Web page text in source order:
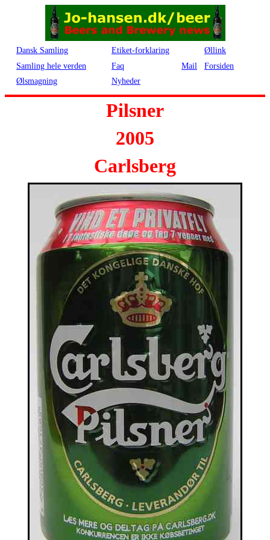
Dansk Samling Etiket-forklaring
Øllink
Samling hele verden
Faq Mail
Forsiden
Ølsmagning
Nyheder
Pilsner
2005
Carlsberg